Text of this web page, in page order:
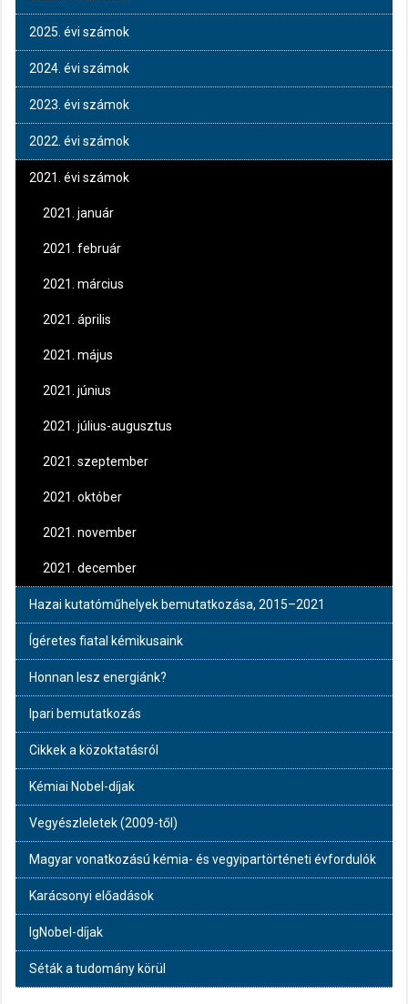
2025. évi számok
2024. évi számok
2023. évi számok
2022. évi számok
2021. évi számok
2021. január
2021. február
2021. március
2021. április
2021. május
2021. június
2021. július-augusztus
2021. szeptember
2021. október
2021. november
2021. december
Hazai kutatóműhelyek bemutatkozása, 2015–2021
Ígéretes fiatal kémikusaink
Honnan lesz energiánk?
Ipari bemutatkozás
Cikkek a közoktatásról
Kémiai Nobel-díjak
Vegyészleletek (2009-től)
Magyar vonatkozású kémia- és vegyipartörténeti évfordulók
Karácsonyi előadások
IgNobel-díjak
Séták a tudomány körül